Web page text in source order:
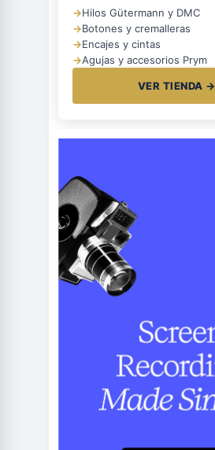
→Hilos Gütermann y DMC
→Botones y cremalleras
→Encajes y cintas
→Agujas y accesorios Prym
VER TIENDA →